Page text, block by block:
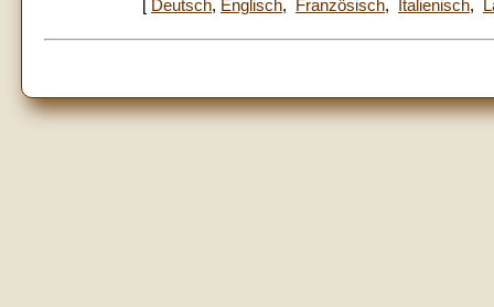
[ Deutsch, Englisch, Französisch, Italienisch,